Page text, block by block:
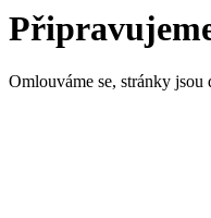
Omlouváme se, stránky jsou